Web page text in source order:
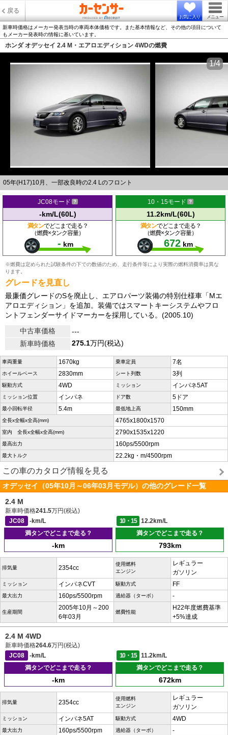
戻る
お気に入り メニュー
新車時価格はメーカー発表当時の車両本体価格です。また基本情報など、その他の項目について
もメーカー発表時の情報に基いています。
ホンダ オデッセイ 2.4 M・エアロエディション 4WDの燃費
05年(H17)10月、一部改良時の2.4 Lのフロント
1/4
JC08モード
-km/L(60L)
満タンでどこまで走る？
（燃費×タンク容量）
- km
10・15モード
11.2km/L(60L)
満タンでどこまで走る？
（燃費×タンク容量）
672 km
※燃費は定められた試験条件の下での数値のため、走行条件等により実際の燃料消費率は異な
ります。
グレードを見直し
最廉価グレードのSを廃止し、エアロパーツ装備の特別仕様車「Mエ
アロエディション」を追加。装備ではスマートキーシステムやフロ
ントフェンダーサイドマーカーを採用している。(2005.10)
中古車価格
---
新車時価格
275.1万円(税込)
車両重量 1670kg 乗車定員 7名
ホイールベース 2830mm シート列数 3列
駆動方式 4WD ミッション インパネ5AT
ミッション位置 インパネ ドア数 5ドア
最小回転半径 5.4m 最低地上高 150mm
全長x全幅x全高(mm) 4765x1800x1570
室内 全長x全幅x全高(mm) 2790x1535x1220
最高出力 160ps/5500rpm
最大トルク 22.2kg・m/4500rpm
この車のカタログ情報を見る
オデッセイ（05年10月～06年03月モデル）の他のグレード一覧
2.4 M
新車時価格241.5万円(税込)
JC08
-km/L 10・15
12.2km/L
満タンでどこまで走る？
-km
満タンでどこまで走る？
793km
排気量 2354cc
使用燃料
エンジン
レギュラー
ガソリン
ミッション インパネCVT 駆動方式 FF
最大出力 160ps/5500rpm 過給器（ターボ） -
生産期間
2005年10月～200
6年03月
燃費性能
H22年度燃費基準
+5%達成
2.4 M 4WD
新車時価格264.6万円(税込)
JC08
-km/L 10・15
11.2km/L
満タンでどこまで走る？
-km
満タンでどこまで走る？
672km
排気量 2354cc
使用燃料
エンジン
レギュラー
ガソリン
ミッション インパネ5AT 駆動方式 4WD
最大出力 160ps/5500rpm 過給器（ターボ） -